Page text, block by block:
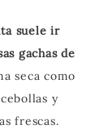
suele ir
gachas de
seca como
y
frescas.